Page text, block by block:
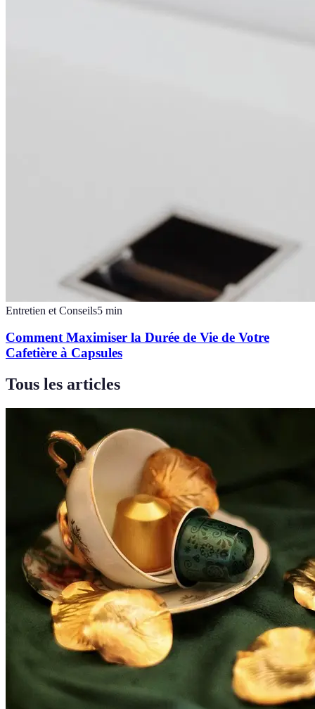
Entretien et Conseils5 min
Comment Maximiser la Durée de Vie de Votre
Cafetière à Capsules
Tous les articles